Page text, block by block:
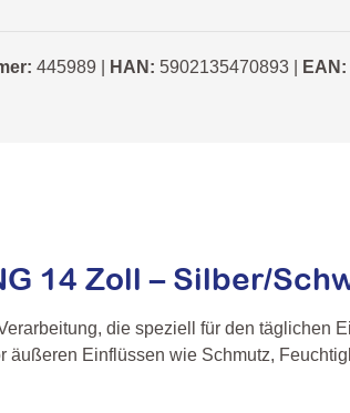
445989 HAN: 5902135470893 EAN:
14 Zoll – Silber/
die speziell für den täglichen
Einflüssen wie Schmutz,